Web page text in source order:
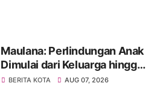
Maulana: Perlindungan Anak
Dimulai dari Keluarga hingga
Ruang Publik yang Ramah
BERITA KOTA AUG 07, 2026